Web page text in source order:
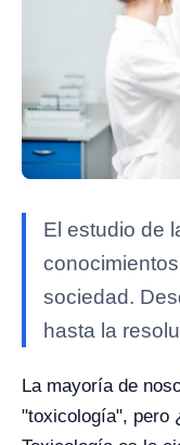
El estudio de
sociedad.
hasta la
La mayoría de
"toxicología", pero